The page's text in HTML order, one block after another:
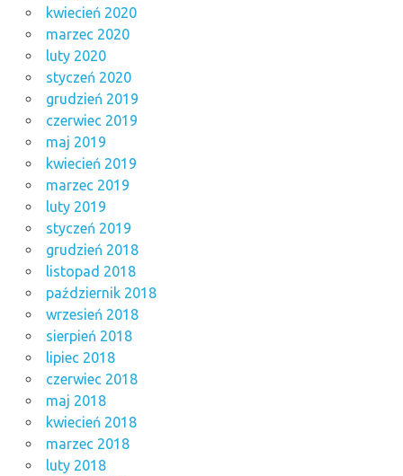
kwiecień 2020
marzec 2020
luty 2020
styczeń 2020
grudzień 2019
czerwiec 2019
maj 2019
kwiecień 2019
marzec 2019
luty 2019
styczeń 2019
grudzień 2018
listopad 2018
październik 2018
wrzesień 2018
sierpień 2018
lipiec 2018
czerwiec 2018
maj 2018
kwiecień 2018
marzec 2018
luty 2018